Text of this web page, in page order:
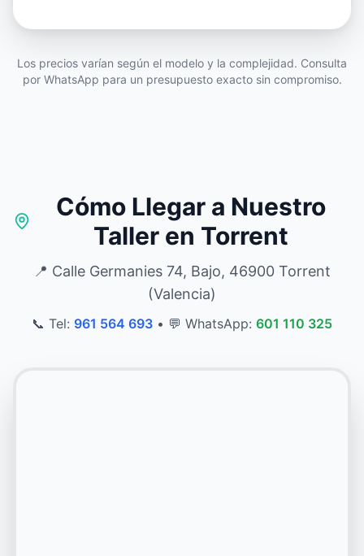
Los precios varían según el modelo y la complejidad. Consulta
por WhatsApp para un presupuesto exacto sin compromiso.
Cómo Llegar a Nuestro
Taller en Torrent
📍 Calle Germanies 74, Bajo, 46900 Torrent
(Valencia)
📞 Tel: 961 564 693 • 💬 WhatsApp: 601 110 325